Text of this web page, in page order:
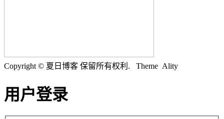
Copyright © 夏日博客 保留所有权利. Theme Ality
用户登录